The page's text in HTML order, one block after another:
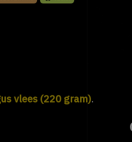
vlees (220 gram).